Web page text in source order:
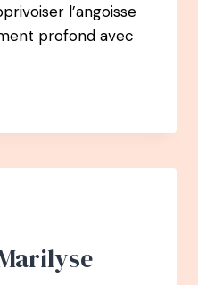
l’angoisse
profond avec